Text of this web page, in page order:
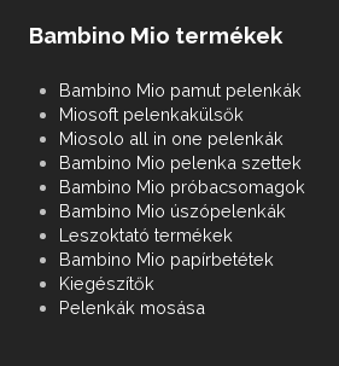
Bambino Mio termékek
Bambino Mio pamut pelenkák
Miosoft pelenkakülsők
Miosolo all in one pelenkák
Bambino Mio pelenka szettek
Bambino Mio próbacsomagok
Bambino Mio úszópelenkák
Leszoktató termékek
Bambino Mio papírbetétek
Kiegészítők
Pelenkák mosása